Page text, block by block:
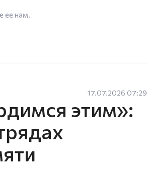
ее нам.
17.07.2026 07:29
этим»: